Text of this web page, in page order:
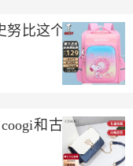
努比这个品牌怎么
和古驰是一个